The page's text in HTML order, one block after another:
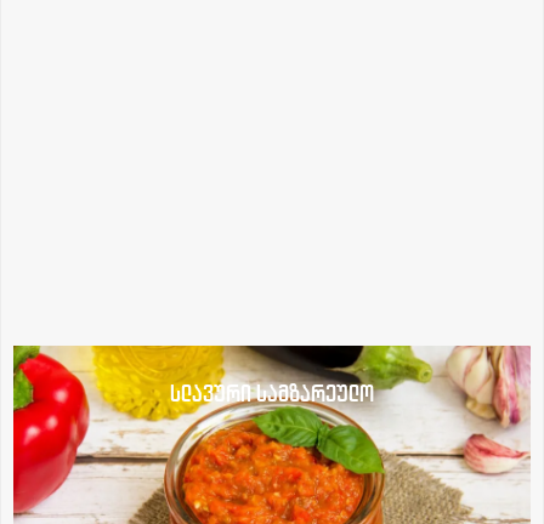
სლავური სამზარეულო